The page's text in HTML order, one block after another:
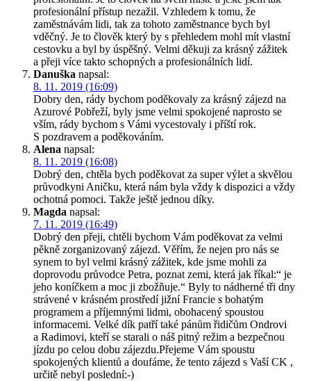
profesionální přístup nezažil. Vzhledem k tomu, že
zaměstnávám lidi, tak za tohoto zaměstnance bych byl
vděčný. Je to člověk který by s přehledem mohl mít vlastní
cestovku a byl by úspěšný. Velmi děkuji za krásný zážitek
a přeji více takto schopných a profesionálních lidí.
Danuška napsal:
8. 11. 2019 (16:09)
Dobry den, rády bychom poděkovaly za krásný zájezd na
Azurové Pobřeží, byly jsme velmi spokojené naprosto se
vším, rády bychom s Vámi vycestovaly i příští rok.
S pozdravem a poděkováním.
Alena napsal:
8. 11. 2019 (16:08)
Dobrý den, chtěla bych poděkovat za super výlet a skvělou
průvodkyni Aničku, která nám byla vždy k dispozici a vždy
ochotná pomoci. Takže ještě jednou díky.
Magda napsal:
7. 11. 2019 (16:49)
Dobrý den přeji, chtěli bychom Vám poděkovat za velmi
pěkně zorganizovaný zájezd. Věřím, že nejen pro nás se
synem to byl velmi krásný zážitek, kde jsme mohli za
doprovodu průvodce Petra, poznat zemi, která jak říkal:“ je
jeho koníčkem a moc ji zbožňuje.“ Byly to nádherné tři dny
strávené v krásném prostředí jižní Francie s bohatým
programem a příjemnými lidmi, obohacený spoustou
informacemi. Velké dík patří také pánům řidičům Ondrovi
a Radimovi, kteří se starali o náš pitný režim a bezpečnou
jízdu po celou dobu zájezdu.Přejeme Vám spoustu
spokojených klientů a doufáme, že tento zájezd s Vaší CK ,
určitě nebyl poslední:-)